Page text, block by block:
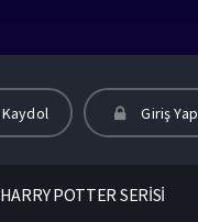
Kaydol Giriş Yap
HARRY POTTER SERİSİ